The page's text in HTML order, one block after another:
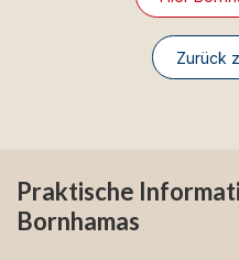
Zurück
Praktische
Bornhamas